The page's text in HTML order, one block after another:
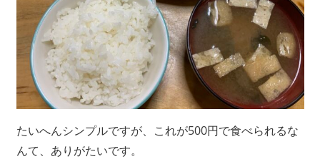
たいへんシンプルですが、これが500円で食べられるな
んて、ありがたいです。